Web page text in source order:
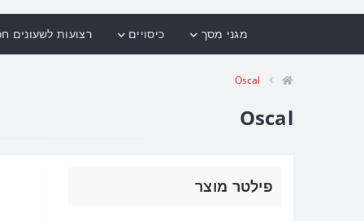
מגני מסך כיסויים רצועות לשעונים
Oscal
Oscal
פילטר מוצר